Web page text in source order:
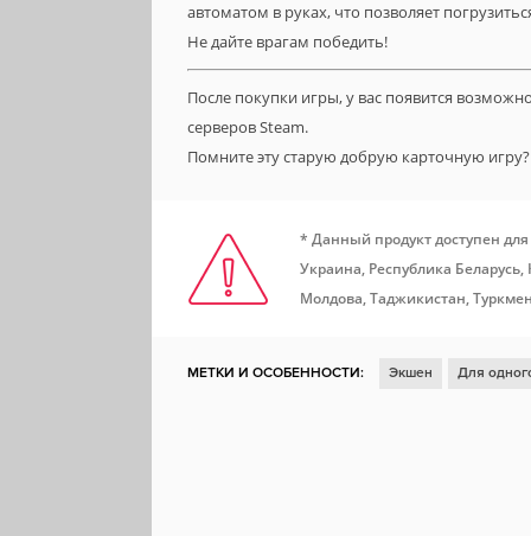
автоматом в руках, что позволяет
Не дайте врагам победить!
После покупки игры, у вас появится
серверов Steam.
Помните эту старую добрую карточную
* Данный продукт доступен
Украина, Республика
Молдова, Таджикистан,
МЕТКИ И ОСОБЕННОСТИ: Экшен Для